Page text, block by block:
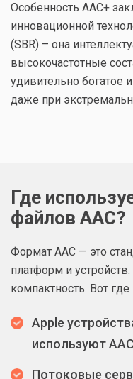
Особенность AAC+
инновационной
(SBR) – она
высокочастотные
удивительно богатое
даже при
Где
файлов AAC?
Формат AAC — это
платформ и
компактность. Вот
Apple
используют
Потоковые